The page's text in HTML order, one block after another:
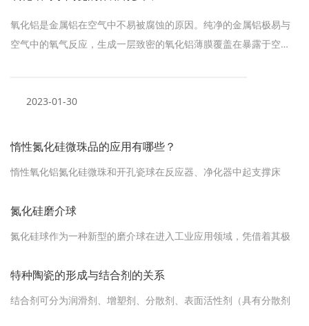
氧化铝是金属铝在空气中不易被腐蚀的原因。纯净的金属铝极易与
空气中的氧气反应，生成一层致密的氧化铝薄膜覆盖在暴露于空…
2023-01-30
惰性氮化硅微珠品的应用有哪些？
惰性氧化铝氮化硅微珠和开孔瓷球在反应器、净化器中起支撑床
用惰性瓷球各开孔瓷球。特别是开孔瓷球更具有可以使净化器反应
应物和热量集中、大量地出现于局部地方，防止塔器某些地方反应…
氮化硅磨介球
氮化硅球作为一种新型的磨介球在进入工业应用领域，凭借着其极
应用成本的原因，氮化硅磨介球的应用并没有那么广泛， 但研磨介
特种陶瓷的形成与结合剂的关系
结合剂可分为润滑剂、增塑剂、分散剂、表面活性剂（具有分散剂